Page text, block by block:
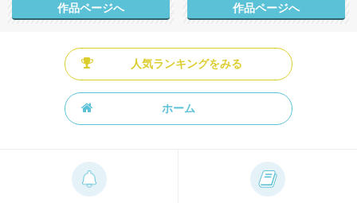
作品ページへ 作品ページへ
人気ランキングをみる
ホーム